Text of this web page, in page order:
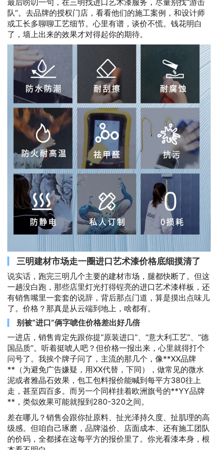
队”。去品牌的授权门店，看看他们的施工案例，和设计师
或工长多聊聊工艺细节。心里有谱，谈价不慌。钱花明白
了，墙上出来的效果才对得起你的期待。
三明建材市场走一圈进口艺术漆价格底细摸清了
说实话，跑完三明几个主要的建材市场，腿都快断了。但这
一趟没白跑，那些店里灯光打得锃亮的进口艺术漆样板，还
有销售嘴里一套套的说辞，背后那点门道，算是摸出点味儿
了。价格？那真是从云端到地上，啥都有。
别被“进口”俩字唬住价格差出好几倍
一进店，销售肯定先跟你提“原装进口”、“意大利工艺”、“德
国品质”。听着挺唬人吧？但价格一报出来，心里就得打个
问号了。我挨个牌子问了，主流的那几个，像**XX品牌
**（为避免广告嫌疑，用XX代替，下同），做常见的微水
泥或者雅晶石效果，包工包料报价能喊到每平方380往上
走，甚至四百多。而另一个同样挂着欧洲旗号的**YY品牌
**，类似效果可能就报到280-320之间。
差在哪儿？销售会跟你扯原料、扯光泽持久度、扯肌理的高
级感。但咱自己琢磨，品牌溢价、店面成本、还有施工团队
的价码，全都揉在这每平方的报价里了。你光看漆本身，根